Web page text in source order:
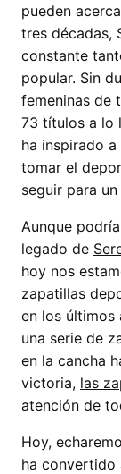
pueden
tres décadas,
constante
popular. Sin
femeninas de
73 títulos a lo
ha inspirado
tomar el
seguir para
Aunque
legado de
hoy nos
zapatillas
en los últimos
una serie de
en la cancha
victoria, las
atención de
Hoy,
ha convertido